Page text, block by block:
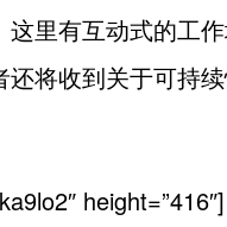
里有互动式的工
将收到关于可持
height=”416″]